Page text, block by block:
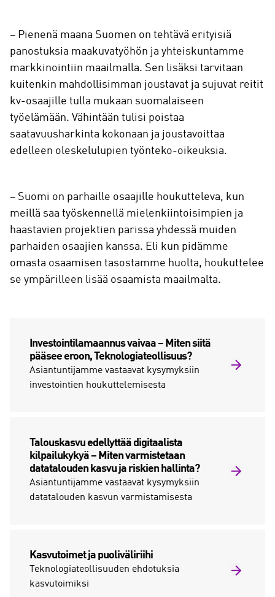
– Pienenä maana Suomen on tehtävä erityisiä
panostuksia maakuvatyöhön ja yhteiskuntamme
markkinointiin maailmalla. Sen lisäksi tarvitaan
kuitenkin mahdollisimman joustavat ja sujuvat reitit
kv-osaajille tulla mukaan suomalaiseen
työelämään. Vähintään tulisi poistaa
saatavuusharkinta kokonaan ja joustavoittaa
edelleen oleskelulupien työnteko-oikeuksia.
– Suomi on parhaille osaajille houkutteleva, kun
meillä saa työskennellä mielenkiintoisimpien ja
haastavien projektien parissa yhdessä muiden
parhaiden osaajien kanssa. Eli kun pidämme
omasta osaamisen tasostamme huolta, houkuttelee
se ympärilleen lisää osaamista maailmalta.
Investointilamaannus vaivaa – Miten siitä
pääsee eroon, Teknologiateollisuus?
Asiantuntijamme vastaavat kysymyksiin
investointien houkuttelemisesta
Talouskasvu edellyttää digitaalista
kilpailukykyä – Miten varmistetaan
datatalouden kasvu ja riskien hallinta?
Asiantuntijamme vastaavat kysymyksiin
datatalouden kasvun varmistamisesta
Kasvutoimet ja puoliväliriihi
Teknologiateollisuuden ehdotuksia
kasvutoimiksi